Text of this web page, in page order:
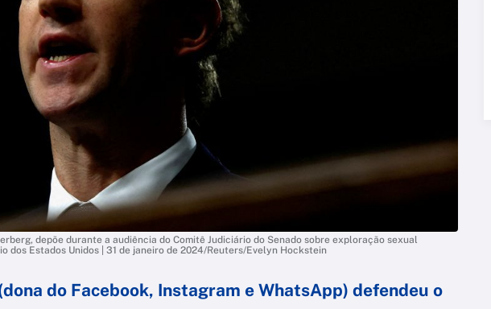
depõe durante a audiência do Comitê Judiciário do Senado sobre exploração sexual
dos Estados Unidos | 31 de janeiro de 2024/Reuters/Evelyn Hockstein
do Facebook, Instagram e WhatsApp) defendeu o